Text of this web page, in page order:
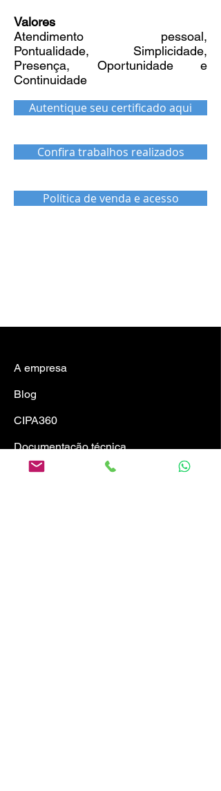
Valores
Atendimento pessoal,
Pontualidade, Simplicidade,
Presença, Oportunidade e
Continuidade
Autentique seu certificado aqui
Confira trabalhos realizados
Política de venda e acesso
A empresa
Blog
CIPA360
Documentação técnica
Política de acesso e venda